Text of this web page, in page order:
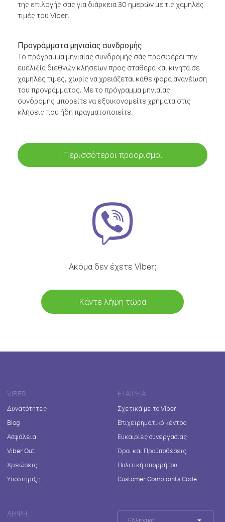
της επιλογής σας για διάρκεια 30 ημερών με τις χαμηλές
τιμές του Viber.
Προγράμματα μηνιαίας συνδρομής
Το πρόγραμμα μηνιαίας συνδρομής σάς προσφέρει την
ευελιξία διεθνών κλήσεων προς σταθερά και κινητά σε
χαμηλές τιμές, χωρίς να χρειάζεται κάθε φορά ανανέωση
του προγράμματος. Με το πρόγραμμα μηνιαίας
συνδρομής μπορείτε να εξοικονομείτε χρήματα στις
κλήσεις που ήδη πραγματοποιείτε.
Περισσότεροι προορισμοί
Ακόμα δεν έχετε Viber;
Κάντε λήψη τώρα
VIBER
Δυνατότητες
Blog
Ασφάλεια
Viber Out
Χρεώσεις
Υποστήριξη
ΕΤΑΙΡΕΊΑ
Σχετικά με το Viber
Επιχειρηματικό κέντρο
Ευκαιρίες συνεργασίας
Όροι και Προϋποθέσεις
Πολιτική απορρήτου
Customer Complaints Code
ΛΉΨΗ
Ελληνικά